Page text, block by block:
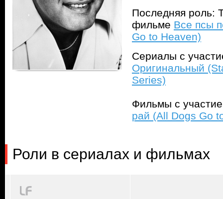
Последняя роль:
фильме Все псы
Go to Heaven)
Сериалы с
Оригинальный
Series)
Фильмы с
рай (All Dogs Go
Роли в сериалах и фильмах